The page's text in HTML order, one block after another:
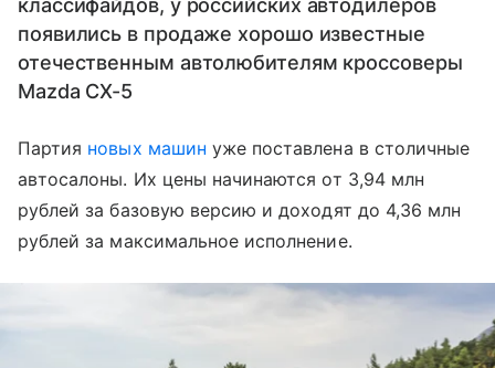
классифайдов, у российских автодилеров
появились в продаже хорошо известные
отечественным автолюбителям кроссоверы
Mazda CX-5
Партия новых машин уже поставлена в столичные
автосалоны. Их цены начинаются от 3,94 млн
рублей за базовую версию и доходят до 4,36 млн
рублей за максимальное исполнение.